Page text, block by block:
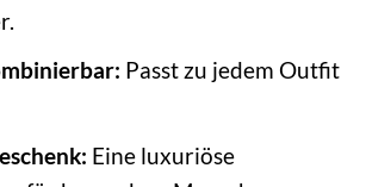
Passt zu jedem Outfit
Eine luxuriöse